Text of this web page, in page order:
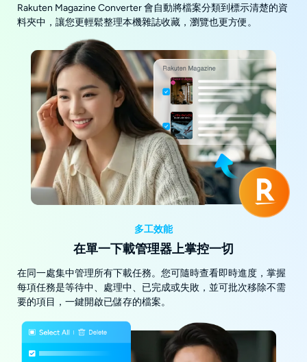
Rakuten Magazine Converter 會自動將檔案分類到標示清楚的資
料夾中，讓您更輕鬆整理本機雜誌收藏，瀏覽也更方便。
多工效能
在單一下載管理器上掌控一切
在同一處集中管理所有下載任務。您可隨時查看即時進度，掌握
每項任務是等待中、處理中、已完成或失敗，並可批次移除不需
要的項目，一鍵開啟已儲存的檔案。